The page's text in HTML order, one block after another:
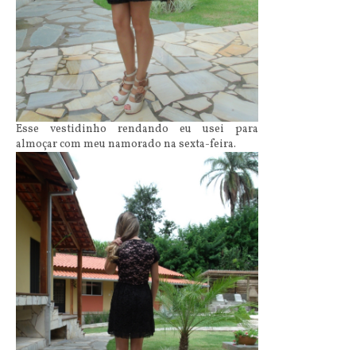
Esse vestidinho rendando eu usei para
almoçar com meu namorado na sexta-feira.